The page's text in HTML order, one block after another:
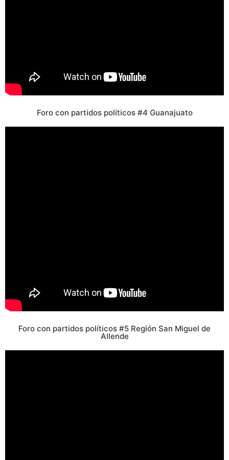
Foro con partidos políticos #4 Guanajuato
Foro con partidos políticos #5 Región San Miguel de
Allende